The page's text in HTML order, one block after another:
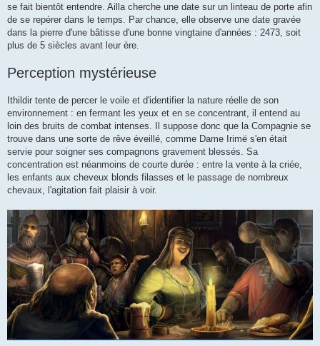
se fait bientôt entendre. Ailla cherche une date sur un linteau de porte afin
de se repérer dans le temps. Par chance, elle observe une date gravée
dans la pierre d'une bâtisse d'une bonne vingtaine d'années : 2473, soit
plus de 5 siècles avant leur ère.
Perception mystérieuse
Ithildir tente de percer le voile et d'identifier la nature réelle de son
environnement : en fermant les yeux et en se concentrant, il entend au
loin des bruits de combat intenses. Il suppose donc que la Compagnie se
trouve dans une sorte de rêve éveillé, comme Dame Irimë s'en était
servie pour soigner ses compagnons gravement blessés. Sa
concentration est néanmoins de courte durée : entre la vente à la criée,
les enfants aux cheveux blonds filasses et le passage de nombreux
chevaux, l'agitation fait plaisir à voir.